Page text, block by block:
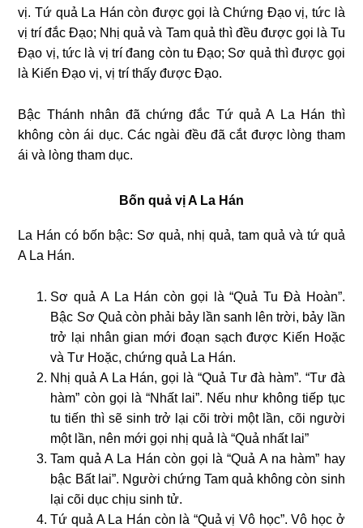
vị. Tứ quả La Hán còn được gọi là Chứng Đạo vị, tức là
vị trí đắc Đạo; Nhị quả và Tam quả thì đều được gọi là Tu
Đạo vị, tức là vị trí đang còn tu Đạo; Sơ quả thì được gọi
là Kiến Đạo vị, vị trí thấy được Đạo.
Bậc Thánh nhân đã chứng đắc Tứ quả A La Hán thì
không còn ái dục. Các ngài đều đã cắt được lòng tham
ái và lòng tham dục.
Bốn quả vị A La Hán
La Hán có bốn bậc: Sơ quả, nhị quả, tam quả và tứ quả
A La Hán.
Sơ quả A La Hán còn gọi là “Quả Tu Đà Hoàn”.
Bậc Sơ Quả còn phải bảy lần sanh lên trời, bảy lần
trở lại nhân gian mới đoạn sạch được Kiến Hoặc
và Tư Hoặc, chứng quả La Hán.
Nhị quả A La Hán, gọi là “Quả Tư đà hàm”. “Tư đà
hàm” còn gọi là “Nhất lai”. Nếu như không tiếp tục
tu tiến thì sẽ sinh trở lại cõi trời một lần, cõi người
một lần, nên mới gọi nhị quả là “Quả nhất lai”
Tam quả A La Hán còn gọi là “Quả A na hàm” hay
bậc Bất lai”. Người chứng Tam quả không còn sinh
lại cõi dục chịu sinh tử.
Tứ quả A La Hán còn là “Quả vị Vô học”. Vô học ở